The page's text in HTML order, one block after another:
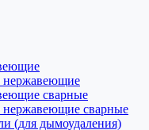
нержавеющие
сварные
сварные
(для дымоудаления)